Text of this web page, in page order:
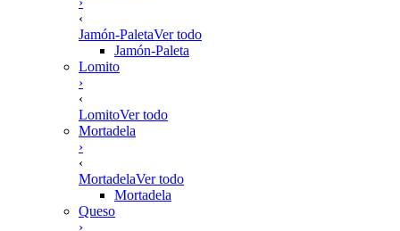
‹
Jamón-PaletaVer todo
Jamón-Paleta
Lomito
›
‹
LomitoVer todo
Mortadela
›
‹
MortadelaVer todo
Mortadela
Queso
›